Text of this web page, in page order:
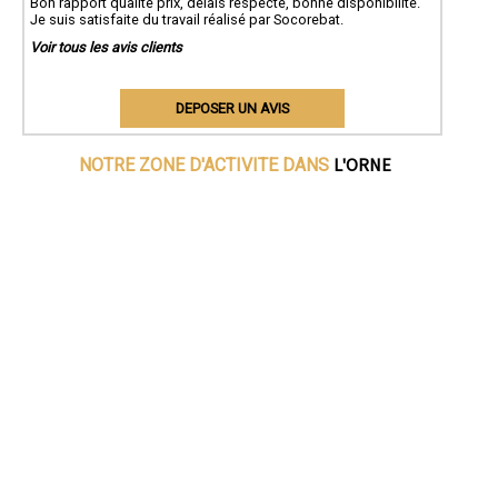
Je suis satisfaite du travail réalisé par Socorebat.
Voir tous les avis clients
DEPOSER UN AVIS
NOTRE ZONE D'ACTIVITE DANS L'ORNE